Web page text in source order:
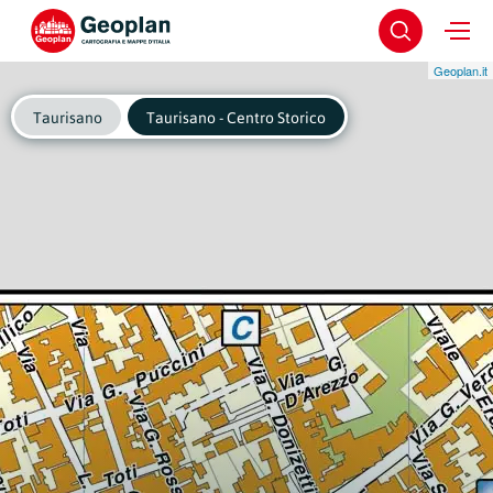
Geoplan.it
Taurisano Taurisano - Centro Storico